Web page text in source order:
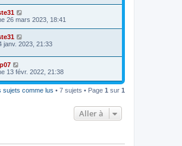
26 mars 2023, 18:41
janv. 2023, 21:33
13 févr. 2022, 21:38
sujets comme lus • 7 sujets • Page 1 sur 1
Aller à